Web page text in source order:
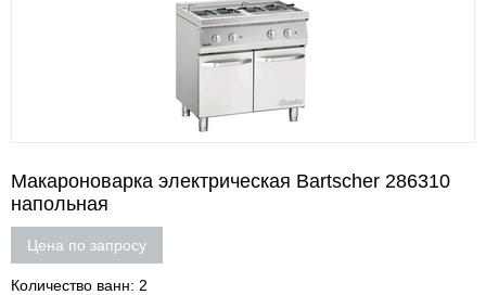
Макароноварка электрическая Bartscher 286310
напольная
Цена по запросу
Количество ванн: 2